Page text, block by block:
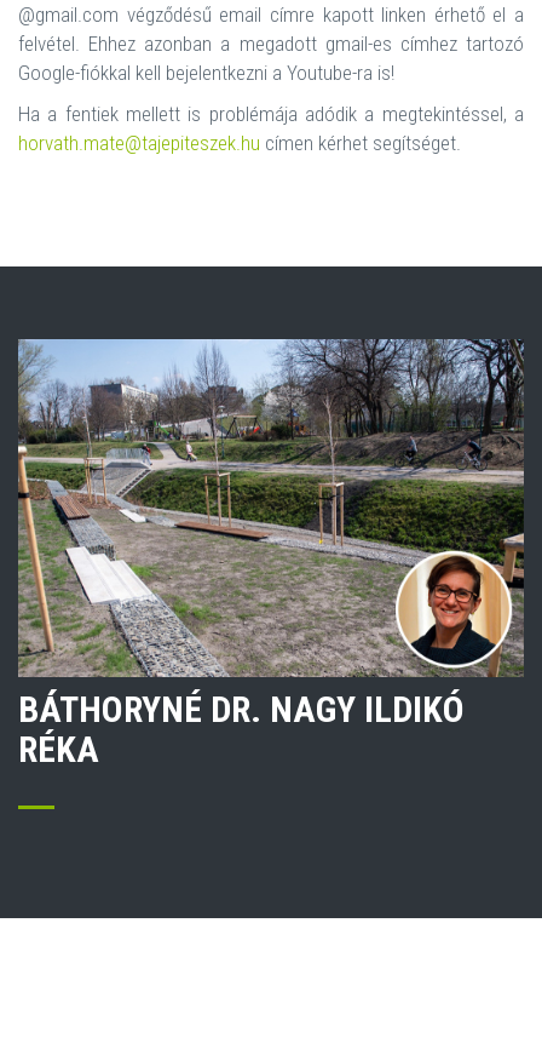
@gmail.com végződésű email címre kapott linken érhető el a
felvétel. Ehhez azonban a megadott gmail-es címhez tartozó
Google-fiókkal kell bejelentkezni a Youtube-ra is!
Ha a fentiek mellett is problémája adódik a megtekintéssel, a
horvath.mate@tajepiteszek.hu címen kérhet segítséget.
BÁTHORYNÉ DR. NAGY ILDIKÓ
RÉKA